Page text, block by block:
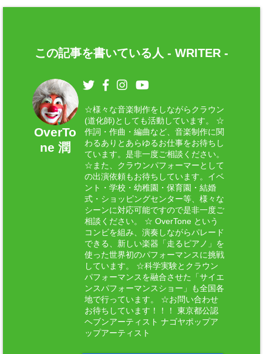
この記事を書いている人 - WRITER -
OverTo
ne 潤
☆様々な音楽制作をしながらクラウン
(道化師)としても活動しています。 ☆
作詞・作曲・編曲など、音楽制作に関
わるありとあらゆるお仕事をお待ちし
ています。是非一度ご相談ください。
☆また、クラウンパフォーマーとして
の出演依頼もお待ちしています。イベ
ント・学校・幼稚園・保育園・結婚
式・ショッピングセンター等、様々な
シーンに対応可能ですので是非一度ご
相談ください。 ☆ OverTone という
コンビを組み、演奏しながらパレード
できる、新しい楽器「走るピアノ」を
使った世界初のパフォーマンスに挑戦
しています。 ☆科学実験とクラウン
パフォーマンスを融合させた「サイエ
ンスパフォーマンスショー」も全国各
地で行っています。 ☆お問い合わせ
お待ちしています！！！ 東京都公認
ヘブンアーティスト ナゴヤポップア
ップアーティスト